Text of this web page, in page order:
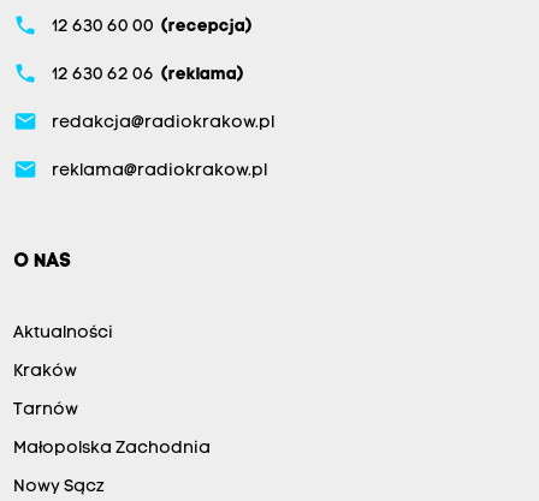
phone 12 630 60 00 (recepcja)
phone 12 630 62 06 (reklama)
email redakcja@radiokrakow.pl
email reklama@radiokrakow.pl
O NAS
Aktualności
Kraków
Tarnów
Małopolska Zachodnia
Nowy Sącz